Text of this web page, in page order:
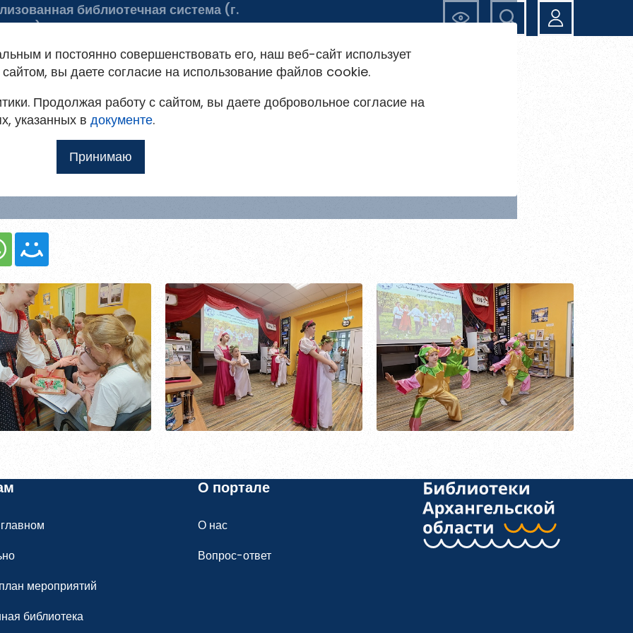
библиотечная система (г.
Ещё
день семьи в русских
мероприятий
библиотека
О портале
О нас
Вопрос-ответ
и постоянно совершенствовать его, наш веб-сайт использует
вы даете согласие на использование файлов cookie.
Продолжая работу с сайтом, вы даете добровольное согласие на
указанных в документе.
Принимаю
на портале
доступ к методическим рекомендациям,
и другим полнотекстовым документам, а
содержать хотя бы одну строчную букву, одну
Обновить
данных
материалов , размещённых на портале.